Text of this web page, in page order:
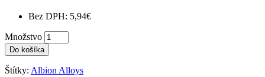
Bez DPH: 5,94€
Množstvo
Do košíka
Štítky: Albion Alloys